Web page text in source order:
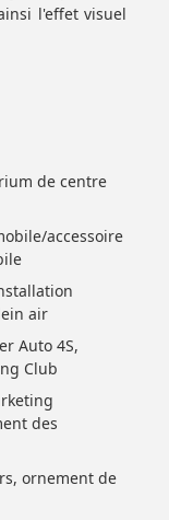
l'effet visuel
de centre
accessoire
air
Auto 4S,
Club
des
ornement de